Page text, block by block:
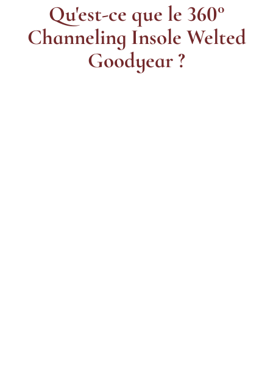
Qu'est-ce que le 360°
Channeling Insole Welted
Goodyear ?